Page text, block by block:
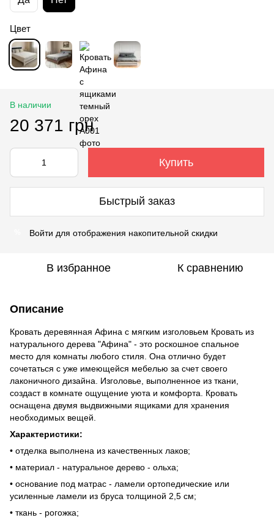
Цвет
В наличии
20 371 грн
Купить
Быстрый заказ
Войти для отображения накопительной скидки
В избранное К сравнению
Описание
Кровать деревянная Афина с мягким изголовьем Кровать из
натурального дерева "Афина" - это роскошное спальное
место для комнаты любого стиля. Она отлично будет
сочетаться с уже имеющейся мебелью за счет своего
лаконичного дизайна. Изголовье, выполненное из ткани,
создаст в комнате ощущение уюта и комфорта. Кровать
оснащена двумя выдвижными ящиками для хранения
необходимых вещей.
Характеристики:
• отделка выполнена из качественных лаков;
• материал - натуральное дерево - ольха;
• основание под матрас - ламели ортопедические или
усиленные ламели из бруса толщиной 2,5 см;
• ткань - рогожка;